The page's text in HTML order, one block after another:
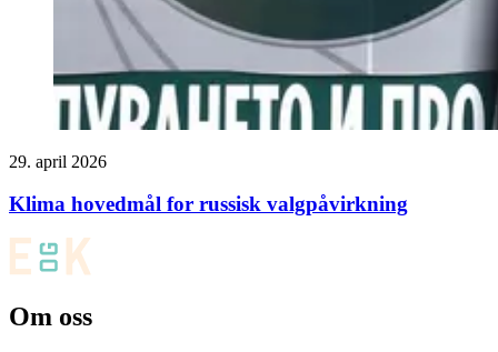
29. april 2026
Klima hovedmål for russisk valgpåvirkning
Om oss